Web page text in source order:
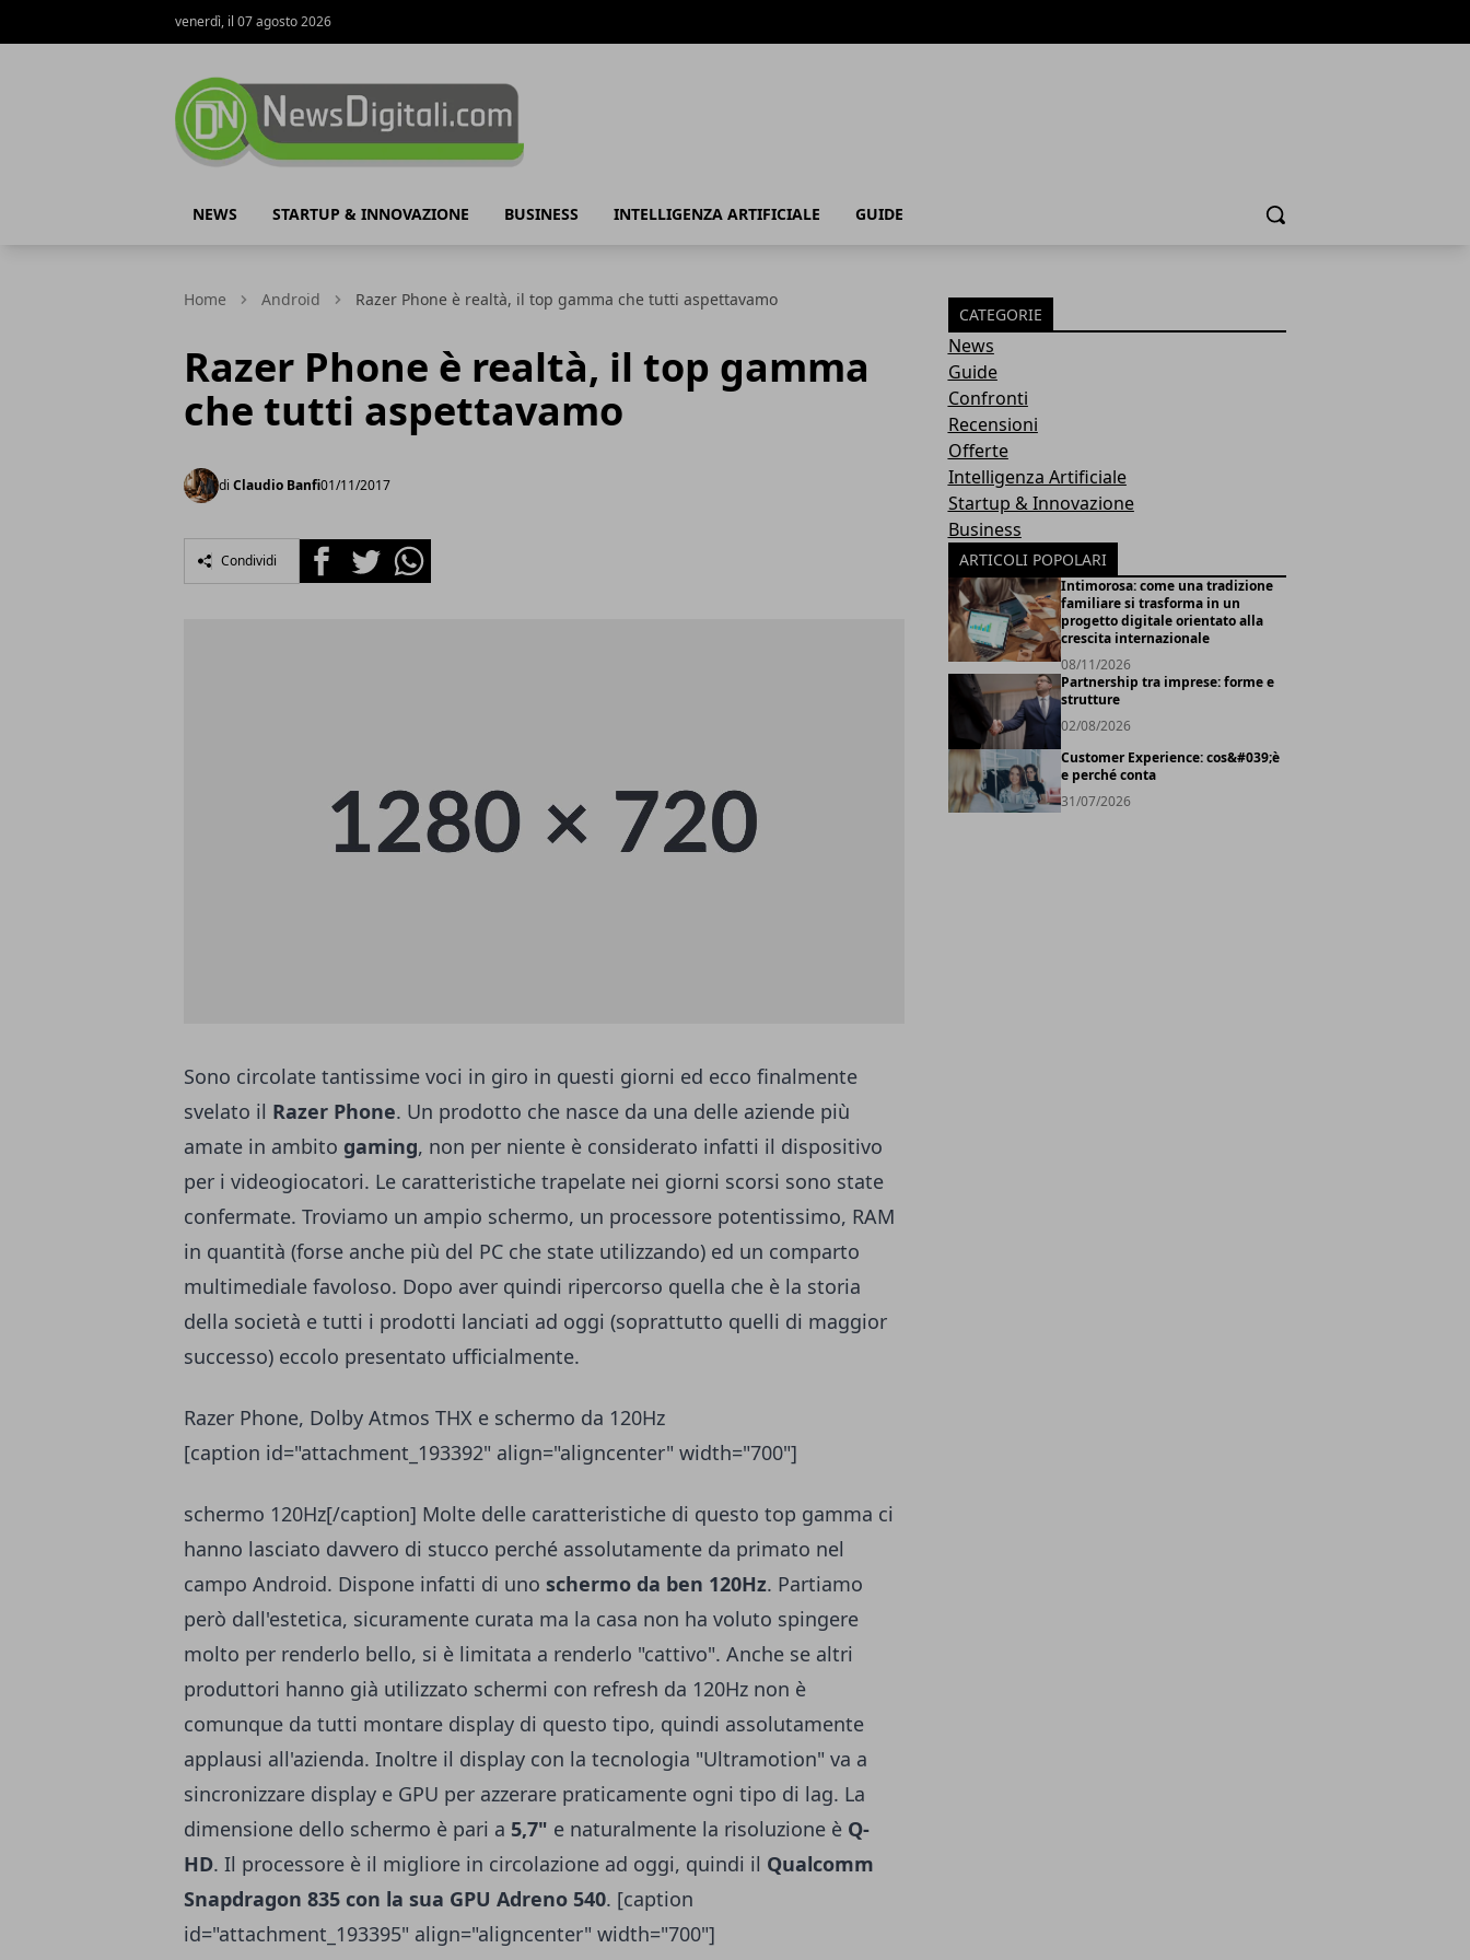
venerdì, il 07 agosto 2026
NEWS STARTUP & INNOVAZIONE BUSINESS INTELLIGENZA ARTIFICIALE GUIDE Cerca
Home Android Razer Phone è realtà, il top gamma che tutti aspettavamo
Razer Phone è realtà, il top gamma
che tutti aspettavamo
di Claudio Banfi01/11/2017
Condividi FacebookTwitterWhatsapp
Sono circolate tantissime voci in giro in questi giorni ed ecco finalmente
svelato il Razer Phone. Un prodotto che nasce da una delle aziende più
amate in ambito gaming, non per niente è considerato infatti il dispositivo
per i videogiocatori. Le caratteristiche trapelate nei giorni scorsi sono state
confermate. Troviamo un ampio schermo, un processore potentissimo, RAM
in quantità (forse anche più del PC che state utilizzando) ed un comparto
multimediale favoloso. Dopo aver quindi ripercorso quella che è la storia
della società e tutti i prodotti lanciati ad oggi (soprattutto quelli di maggior
successo) eccolo presentato ufficialmente.
Razer Phone, Dolby Atmos THX e schermo da 120Hz
[caption id="attachment_193392" align="aligncenter" width="700"]
schermo 120Hz[/caption] Molte delle caratteristiche di questo top gamma ci
hanno lasciato davvero di stucco perché assolutamente da primato nel
campo Android. Dispone infatti di uno schermo da ben 120Hz. Partiamo
però dall'estetica, sicuramente curata ma la casa non ha voluto spingere
molto per renderlo bello, si è limitata a renderlo "cattivo". Anche se altri
produttori hanno già utilizzato schermi con refresh da 120Hz non è
comunque da tutti montare display di questo tipo, quindi assolutamente
applausi all'azienda. Inoltre il display con la tecnologia "Ultramotion" va a
sincronizzare display e GPU per azzerare praticamente ogni tipo di lag. La
dimensione dello schermo è pari a 5,7" e naturalmente la risoluzione è Q-
HD. Il processore è il migliore in circolazione ad oggi, quindi il Qualcomm
Snapdragon 835 con la sua GPU Adreno 540. [caption
id="attachment_193395" align="aligncenter" width="700"]
CATEGORIE
News
Guide
Confronti
Recensioni
Offerte
Intelligenza Artificiale
Startup & Innovazione
Business
ARTICOLI POPOLARI
Intimorosa: come una tradizione
familiare si trasforma in un
progetto digitale orientato alla
crescita internazionale
08/11/2026
Partnership tra imprese: forme e
strutture
02/08/2026
Customer Experience: cos&#039;è
e perché conta
31/07/2026